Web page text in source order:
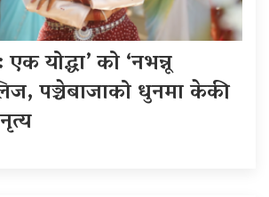
एक योद्धा’ को ‘नभन्नू
पञ्चेबाजाको धुनमा केकी